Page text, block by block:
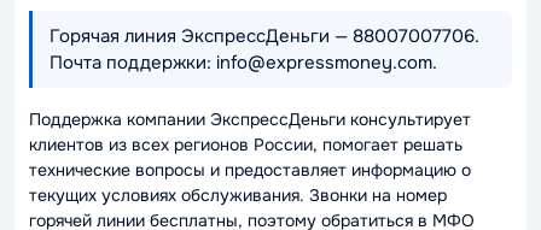
Горячая линия ЭкспрессДеньги — 88007007706.
Почта поддержки: info@expressmoney.com.
Поддержка компании ЭкспрессДеньги консультирует
клиентов из всех регионов России, помогает решать
технические вопросы и предоставляет информацию о
текущих условиях обслуживания. Звонки на номер
горячей линии бесплатны, поэтому обратиться в МФО